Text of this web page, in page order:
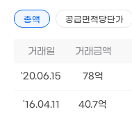
총액 공급면적당단가
거래일 거래금액
'20.06.15 78억
'16.04.11 40.7억